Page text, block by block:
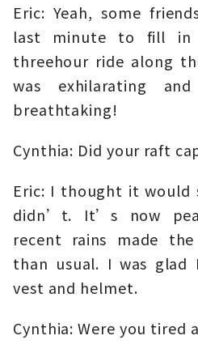
Eric: Yeah, some
last minute to fill in
threehour ride along
was exhilarating
breathtaking!
Cynthia: Did your raft
Eric: I thought it would
didn’t. It’s now
recent rains made
than usual. I was glad
vest and helmet.
Cynthia: Were you tired